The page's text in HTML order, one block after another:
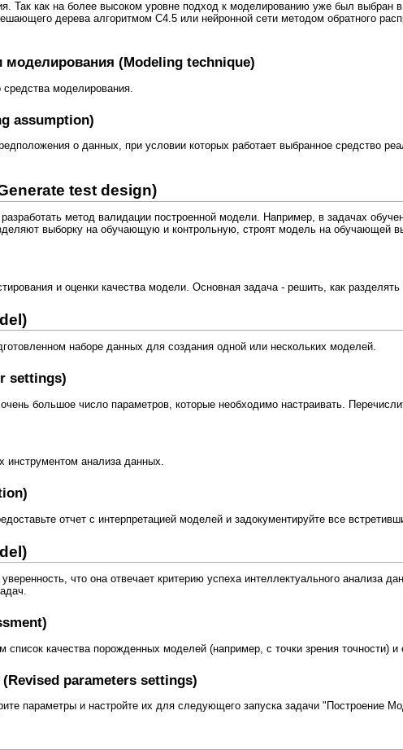
Так как на более высоком уровне подход к моделированию уже был выбран
дерева алгоритмом C4.5 или нейронной сети методом обратного
моделирования (Modeling technique)
моделирования.
assumption)
о данных, при условии которых работает выбранное средство
test design)
метод валидации построенной модели. Например, в задачах
выборку на обучающую и контрольную, строят модель на обучающей
и оценки качества модели. Основная задача - решить, как
наборе данных для создания одной или нескольких моделей.
settings)
большое число параметров, которые необходимо настраивать.
инструментом анализа данных.
отчет с интерпретацией моделей и задокументируйте все
что она отвечает критерию успеха интеллектуального анализа
список качества порожденных моделей (например, с точки зрения точности)
parameters settings)
параметры и настройте их для следующего запуска задачи